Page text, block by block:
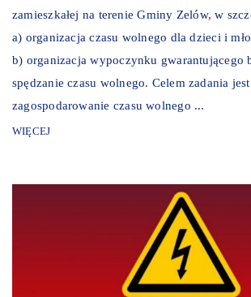
zamieszkałej na terenie Gminy Zelów, w
a) organizacja czasu wolnego dla dzieci i
b) organizacja wypoczynku gwarantującego
spędzanie czasu wolnego. Celem zadania jest
zagospodarowanie czasu wolnego ...
WIĘCEJ